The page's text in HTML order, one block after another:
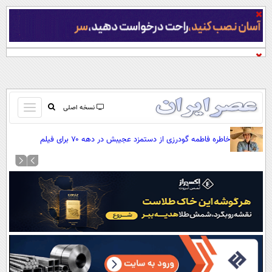
نسخه اصلی
باز
و
کردن
منو
صفحه اول
نظرسنجی
آب و هوا
سواد زندگی
خاطره فاطمه گودرزی از دستمزد عجیبش در دهه ۷۰ برای فیلم